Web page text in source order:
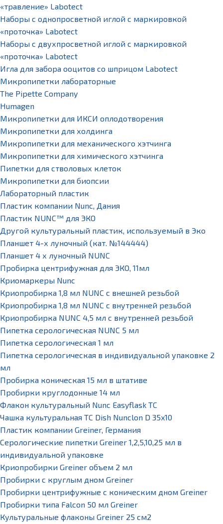
«травление» Labotect
Наборы с однопросветной иглой с маркировкой
«проточка» Labotect
Наборы с двухпросветной иглой с маркировкой
«проточка» Labotect
Игла для забора ооцитов со шприцом Labotect
Микропипетки лабораторные
The Pipette Company
Humagen
Микропипетки для ИКСИ оплодотворения
Микропипетки для холдинга
Микропипетки для механического хэтчинга
Микропипетки для химического хэтчинга
Пипетки для стволовых клеток
Микропипетки для биопсии
Лабораторный пластик
Пластик компании Nunc, Дания
Пластик NUNC™ для ЭКО
Другой культуральный пластик, используемый в Эко
Планшет 4-х луночный (кат. №144444)
Планшет 4 х луночный NUNC
Пробирка центрифужная для ЭКО, 11мл
Криомаркеры Nunc
Криопробирка 1,8 мл NUNC с внешней резьбой
Криопробирка 1,8 мл NUNC с внутренней резьбой
Криопробирка NUNC 4,5 мл с внутренней резьбой
Пипетка серологическая NUNC 5 мл
Пипетка серологическая 1 мл
Пипетка серологическая в индивидуальной упаковке 2
мл
Пробирка коническая 15 мл в штативе
Пробирки круглодонные 14 мл
Флакон культуральный Nunc Easyflask TC
Чашка культуральная TC Dish Nunclon D 35x10
Пластик компании Greiner, Германия
Серологические пипетки Greiner 1,2,5,10,25 мл в
индивидуальной упаковке
Криопробирки Greiner объем 2 мл
Пробирки с круглым дном Greiner
Пробирки центрифужные с коническим дном Greiner
Пробирки типа Falcon 50 мл Greiner
Культуральные флаконы Greiner 25 см2